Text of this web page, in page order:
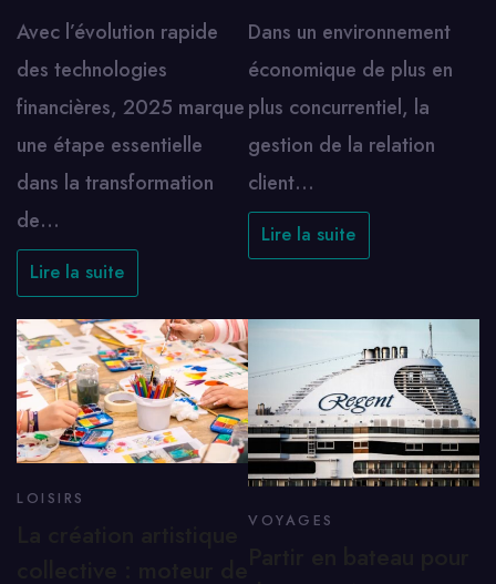
Avec l’évolution rapide
des technologies
financières, 2025 marque
une étape essentielle
dans la transformation
de…
Lire la suite
Dans un environnement
économique de plus en
plus concurrentiel, la
gestion de la relation
client…
Lire la suite
LOISIRS
VOYAGES